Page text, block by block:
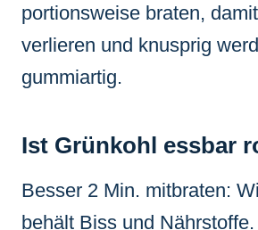
portionsweise braten,
verlieren und knusprig
gummiartig.
Ist Grünkohl essbar
Besser 2 Min. mitbraten:
behält Biss und